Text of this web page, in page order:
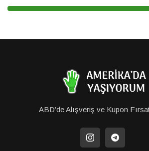
ABD’de Alışveriş ve Kupon